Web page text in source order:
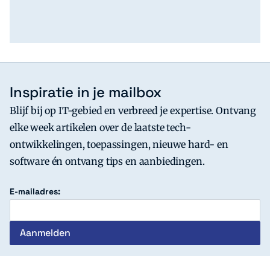
Inspiratie in je mailbox
Blijf bij op IT-gebied en verbreed je expertise. Ontvang
elke week artikelen over de laatste tech-
ontwikkelingen, toepassingen, nieuwe hard- en
software én ontvang tips en aanbiedingen.
E-mailadres: